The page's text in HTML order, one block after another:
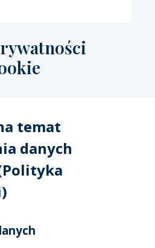
temat
danych